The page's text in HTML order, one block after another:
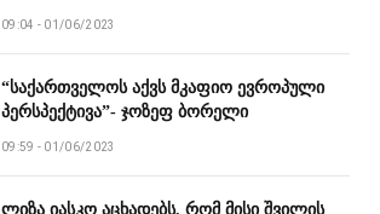
09:04 - 01/06/2023
“საქართველოს აქვს მკაფიო ევროპული
პერსპექტივა”- ჯოზეფ ბორელი
09:59 - 01/06/2023
ლიზა იასკო აცხადებს, რომ მისი შვილის